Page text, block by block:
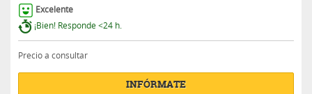
Excelente
¡Bien! Responde <24 h.
Precio a consultar
INFÓRMATE